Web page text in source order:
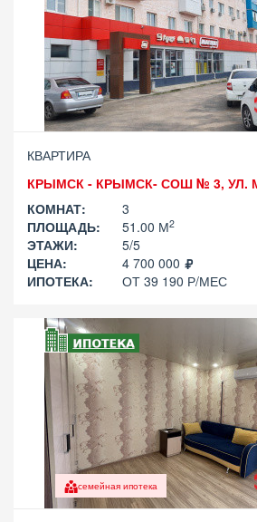
КВАРТИРА
КРЫМСК - КРЫМСК- СОШ № 3, УЛ.
КОМНАТ:
3
ПЛОЩАДЬ:
51.00 М2
ЭТАЖИ:
5/5
ЦЕНА:
4 700 000
ИПОТЕКА:
ОТ 39 190 Р/МЕС
семейная ипотека